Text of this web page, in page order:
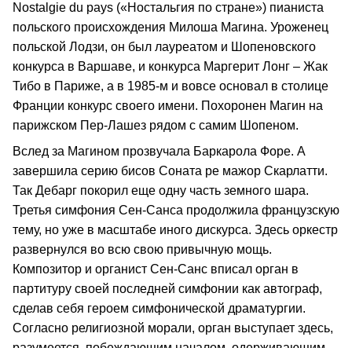
Nostalgie du pays («Ностальгия по стране») пианиста
польского происхождения Милоша Магина. Уроженец
польской Лодзи, он был лауреатом и Шопеновского
конкурса в Варшаве, и конкурса Маргерит Лонг – Жак
Тибо в Париже, а в 1985-м и вовсе основал в столице
Франции конкурс своего имени. Похоронен Магин на
парижском Пер-Лашез рядом с самим Шопеном.
Вслед за Магином прозвучала Баркарола Форе. А
завершила серию бисов Соната ре мажор Скарлатти.
Так Дебарг покорил еще одну часть земного шара.
Третья симфония Сен-Санса продолжила французскую
тему, но уже в масштабе иного дискурса. Здесь оркестр
развернулся во всю свою привычную мощь.
Композитор и органист Сен-Санс вписал орган в
партитуру своей последней симфонии как автограф,
сделав себя героем симфонической драматургии.
Согласно религиозной морали, орган выступает здесь,